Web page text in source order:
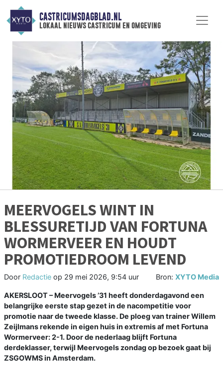
CASTRICUMSDAGBLAD.NL
lokaal nieuws castricum en omgeving
MEERVOGELS WINT IN
BLESSURETIJD VAN FORTUNA
WORMERVEER EN HOUDT
PROMOTIEDROOM LEVEND
Door Redactie op 29 mei 2026, 9:54 uur Bron: XYTO Media
AKERSLOOT – Meervogels ’31 heeft donderdagavond een
belangrijke eerste stap gezet in de nacompetitie voor
promotie naar de tweede klasse. De ploeg van trainer Willem
Zeijlmans rekende in eigen huis in extremis af met Fortuna
Wormerveer: 2-1. Door de nederlaag blijft Fortuna
derdeklasser, terwijl Meervogels zondag op bezoek gaat bij
ZSGOWMS in Amsterdam.